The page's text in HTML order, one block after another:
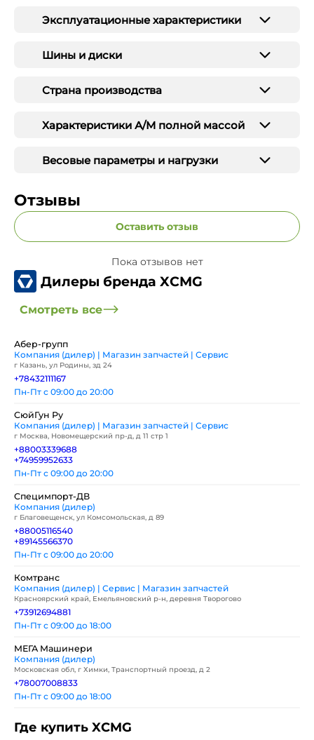
Эксплуатационные характеристики
Шины и диски
Страна производства
Характеристики А/М полной массой
Весовые параметры и нагрузки
Отзывы
Оставить отзыв
Пока отзывов нет
Дилеры бренда XCMG
Смотреть все
Абер-групп
Компания (дилер) | Магазин запчастей | Сервис
г Казань, ул Родины, зд 24
+78432111167
Пн-Пт с 09:00 до 20:00
СюйГун Ру
Компания (дилер) | Магазин запчастей | Сервис
г Москва, Новомещерский пр-д, д 11 стр 1
+88003339688
+74959952633
Пн-Пт с 09:00 до 20:00
Специмпорт-ДВ
Компания (дилер)
г Благовещенск, ул Комсомольская, д 89
+88005116540
+89145566370
Пн-Пт с 09:00 до 20:00
Комтранс
Компания (дилер) | Сервис | Магазин запчастей
Красноярский край, Емельяновский р-н, деревня Творогово
+73912694881
Пн-Пт с 09:00 до 18:00
МЕГА Машинери
Компания (дилер)
Московская обл, г Химки, Транспортный проезд, д 2
+78007008833
Пн-Пт с 09:00 до 18:00
Где купить XCMG